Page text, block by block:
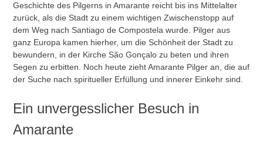
Geschichte des Pilgerns in Amarante reicht bis ins Mittelalter
zurück, als die Stadt zu einem wichtigen Zwischenstopp auf
dem Weg nach Santiago de Compostela wurde. Pilger aus
ganz Europa kamen hierher, um die Schönheit der Stadt zu
bewundern, in der Kirche São Gonçalo zu beten und ihren
Segen zu erbitten. Noch heute zieht Amarante Pilger an, die auf
der Suche nach spiritueller Erfüllung und innerer Einkehr sind.
Ein unvergesslicher Besuch in
Amarante